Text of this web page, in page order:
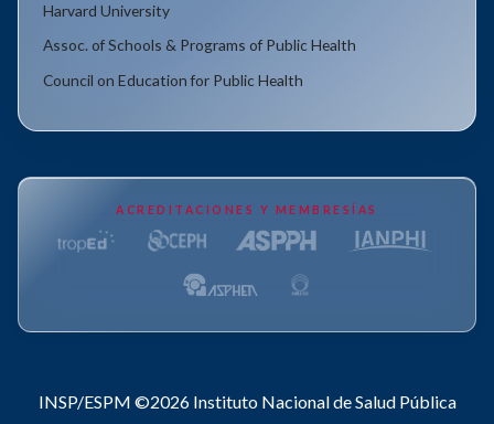
Harvard University
Assoc. of Schools & Programs of Public Health
Council on Education for Public Health
ACREDITACIONES Y MEMBRESÍAS
INSP/ESPM ©2026Instituto Nacional de Salud Pública